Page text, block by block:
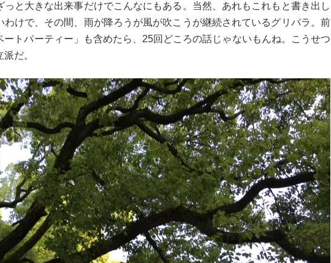
と大きな出来事だけでこんなにもある。当然、あれもこれもと書き出し
わけで、その間、雨が降ろうが風が吹こうが継続されているグリパラ。前
ートパーティー」も含めたら、25回どころの話じゃないもんね。こうせつ
だ。